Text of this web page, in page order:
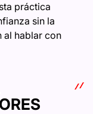
práctica
sin la
al hablar con